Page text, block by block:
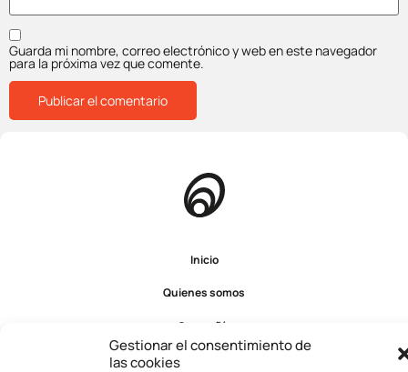
Gestionar el consentimiento de
las cookies
Guarda mi nombre, correo electrónico y web en este navegador
para la próxima vez que comente.
Inicio
Quienes somos
Compañía
Servicios